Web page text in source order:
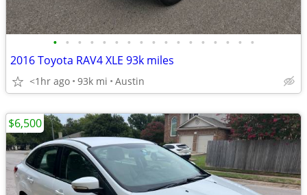
• • • • • • • • • • • • • • • • •
2016 Toyota RAV4 XLE 93k miles
<1hr ago 93k mi Austin
$6,500